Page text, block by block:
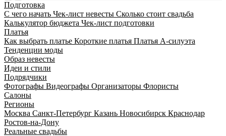
Подготовка
С чего начать Чек-лист невесты Сколько стоит свадьба
Калькулятор бюджета Чек-лист подготовки
Платья
Как выбрать платье Короткие платья Платья А-силуэта
Тенденции моды
Образ невесты
Идеи и стили
Подрядчики
Фотографы Видеографы Организаторы Флористы
Салоны
Регионы
Москва Санкт-Петербург Казань Новосибирск Краснодар
Ростов-на-Дону
Реальные свадьбы